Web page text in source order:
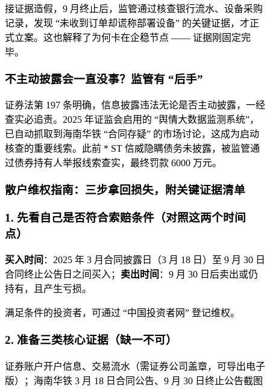
接证据造假，9 月终止后，监管通过核查银行流水、设备采购
记录，发现 “未收到订单却谎称部署设备” 的关键证据，才正
式立案。这也解释了为何卡在企稳节点 —— 证据刚固定完
毕。
不主动披露会一直没事？监管有 “后手”
证券法第 197 条明确，信息披露违法无论是否主动披露，一经
查实必追责。2025 年证监会启用的 “舆情大数据监测系统”，
已自动抓取到海南华铁 “合同存疑” 的市场讨论，这成为启动
核查的重要线索。此前 * ST 信威隐瞒债务未披露，被监管通
过债券持有人举报线索查实，最终罚款 6000 万元。
散户维权指南：三步拿回损失，附关键证据清单
1. 先看自己是否符合索赔条件（对照这两个时间
点）
买入时间 ：2025 年 3 月合同披露日（3 月 18 日）至 9 月 30 日
合同终止公告日之间买入； 卖出时间 ：9 月 30 日后卖出或仍
持有，且产生亏损。
满足条件的投资者，可通过 “中国投资者网” 登记维权。
2. 准备三类核心证据（缺一不可）
证券账户开户信息、交易流水（需证券公司盖章，可导出电子
版）；海南华铁 3 月 18 日合同公告、9 月 30 日终止公告截图